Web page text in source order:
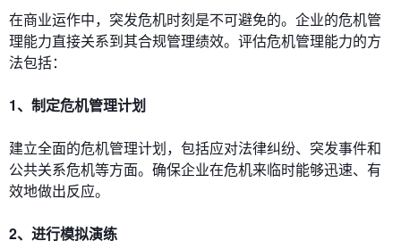
在商业运作中，突发危机时刻是不可避免的。企业的危机管
理能力直接关系到其合规管理绩效。评估危机管理能力的方
法包括：
1、制定危机管理计划
建立全面的危机管理计划，包括应对法律纠纷、突发事件和
公共关系危机等方面。确保企业在危机来临时能够迅速、有
效地做出反应。
2、进行模拟演练